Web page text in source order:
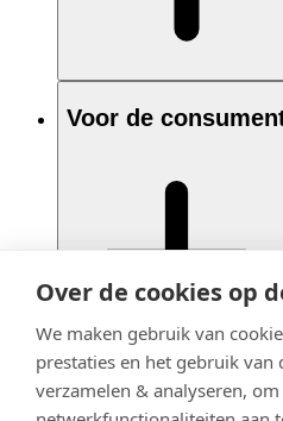
Over de cookies op
We maken gebruik van
prestaties en het gebruik van
verzamelen & analyseren,
Voor de